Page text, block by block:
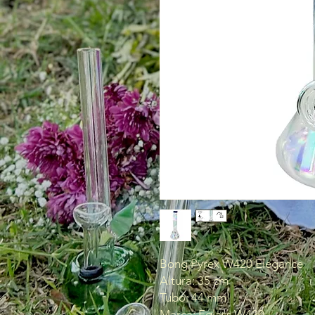
Bong Pyrex W420 Elegance
Altura: 35 cm
Tubo: 44 mm